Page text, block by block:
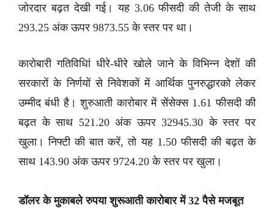
जोरदार बढ़त देखी गई। यह 3.06 फीसदी की तेजी के साथ
293.25 अंक ऊपर 9873.55 के स्तर पर था।
कारोबारी गतिविधिां धीरे-धीरे खोले जाने के विभिन्न देशों की
सरकारों के निर्णयों से निवेशकों में आर्थिक पुनरुद्धारको लेकर
उम्मीद बंधी है। शुरुआती कारोबार में सेंसेक्स 1.61 फीसदी की
बढ़त के साथ 521.20 अंक ऊपर 32945.30 के स्तर पर
खुला। निफ्टी की बात करें, तो यह 1.50 फीसदी की बढ़त के
साथ 143.90 अंक ऊपर 9724.20 के स्तर पर खुला।
डॉलर के मुकाबले रुपया शुरूआती कारोबार में 32 पैसे मजबूत